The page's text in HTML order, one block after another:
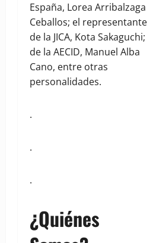
España, Lorea Arribalzaga
Ceballos; el representante
de la JICA, Kota Sakaguchi;
de la AECID, Manuel Alba
Cano, entre otras
personalidades.
.
.
.
¿Quiénes